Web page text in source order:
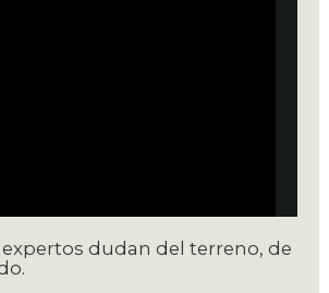
dudan del terreno, de